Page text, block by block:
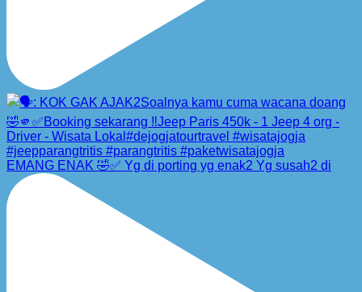
EMANG ENAK 🤣✅ Yg di porting yg enak2 Yg susah2 di